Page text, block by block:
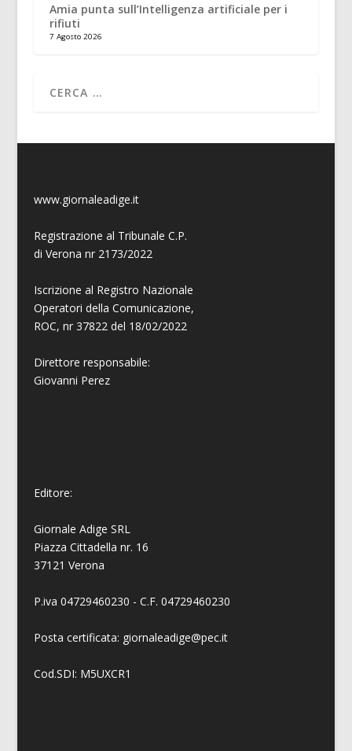
Amia punta sull’Intelligenza artificiale per i
rifiuti
7 Agosto 2026
www.giornaleadige.it
Registrazione al Tribunale C.P.
di Verona nr 2173/2022
Iscrizione al Registro Nazionale
Operatori della Comunicazione,
ROC, nr 37822 del 18/02/2022
Direttore responsabile:
Giovanni Perez
Editore:
Giornale Adige SRL
Piazza Cittadella nr. 16
37121 Verona
P.iva 04729460230 - C.F. 04729460230
Posta certificata: giornaleadige@pec.it
Cod.SDI: M5UXCR1